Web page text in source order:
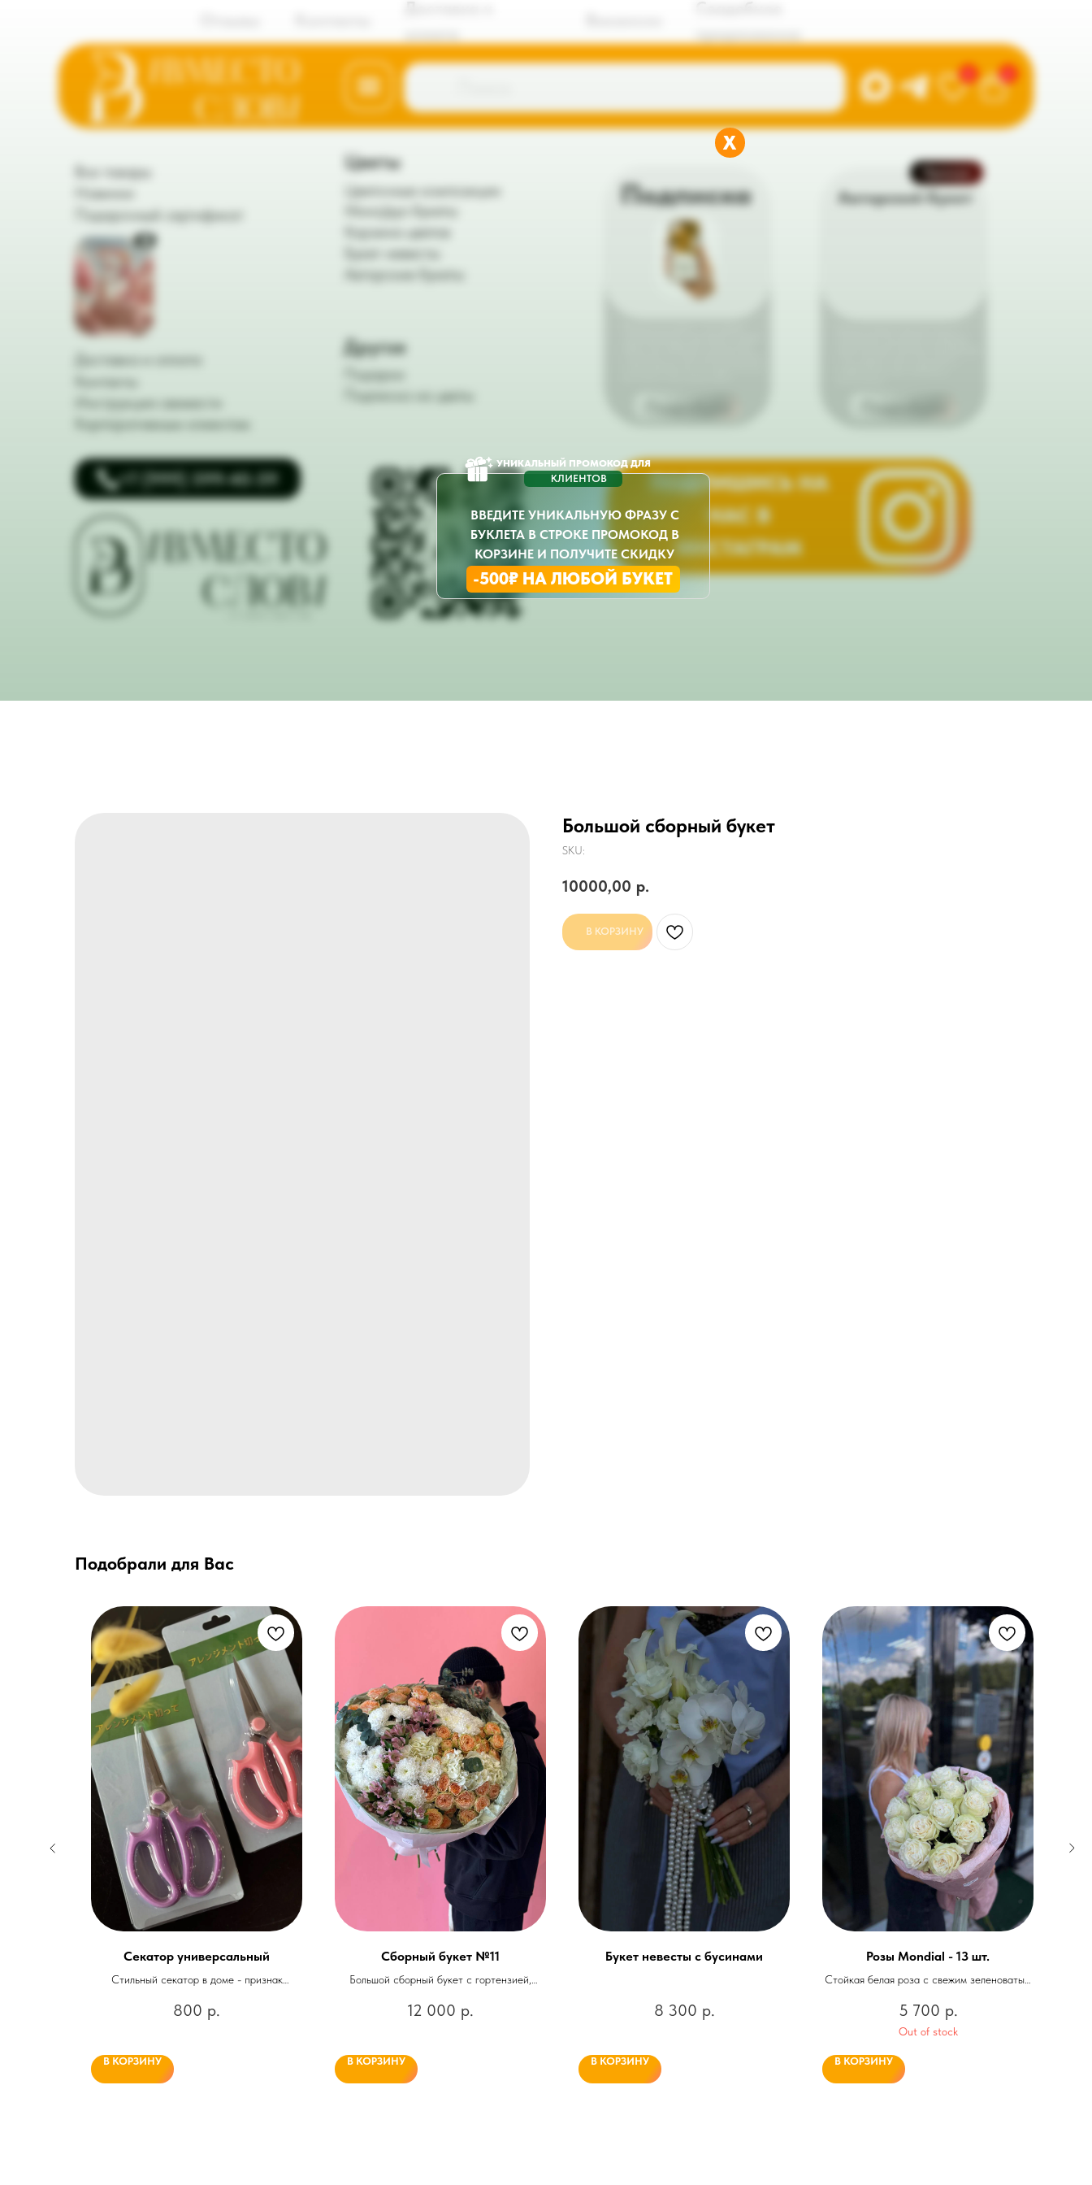
0
предложение
оплата
Корпоративным клиентам
Инструкция свежести
Контакты
Доставка и оплата
Подарочный сертификат
Новинки
Другое
Цветы
Подписка на цветы
Подарки
Авторские букеты
Букет невесты
Корзина цветов
Моно/дуо букеты
Цветочные композиции
Все товары
ПОДПИШИСЬ НА
НАС В
ИНСТАГРАМ
Авторский букет
Подписка
+7 (999) 599-40-59
Большой сборный букет
SKU:
10000,00 р.
В КОРЗИНУ
Подобрали для Вас
Секатор универсальный
Стильный секатор в доме - признак
атрибут для ухода за цветами
800 р.
В КОРЗИНУ
Сборный букет №11
Большой сборный букет с гортензией,
альстромерией
12 000 р.
В КОРЗИНУ
Букет невесты с бусинами
8 300 р.
В КОРЗИНУ
Розы Mondial - 13 шт.
Стойкая белая роза с свежим зеленоватым
5 700 р.
Out of stock
В КОРЗИНУ
УНИКАЛЬНЫЙ ПРОМОКОД ДЛЯ
ВВЕДИТЕ УНИКАЛЬНУЮ ФРАЗУ С
БУКЛЕТА В СТРОКЕ ПРОМОКОД В
КОРЗИНЕ И ПОЛУЧИТЕ СКИДКУ
-500₽ НА ЛЮБОЙ БУКЕТ
КЛИЕНТОВ
X